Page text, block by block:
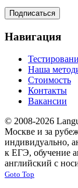
Навигация
Наша
Стоимость
Контакты
Вакансии
© 2008-2026
Москве и за
индивидуально,
к ЕГЭ, обучение
английский с
Goto Top